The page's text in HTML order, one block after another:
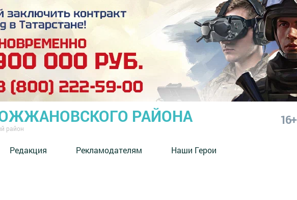
РАЙОНА
район
16+
Редакция Рекламодателям Наши Герои